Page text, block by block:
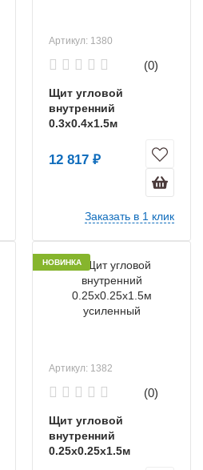
Артикул: 1380
(0)
Щит угловой
внутренний
0.3х0.4х1.5м
12 817 ₽
Заказать в 1 клик
НОВИНКА
Артикул: 1382
(0)
Щит угловой
внутренний
0.25х0.25х1.5м